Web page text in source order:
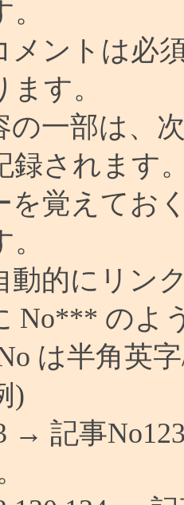
メントは必
す。
の一部は、
録されます
を覚えてお
動的にリン
No*** のよ
は半角英
)
→ 記事